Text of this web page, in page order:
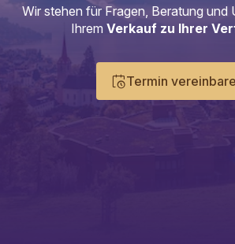
Wir stehen für Fragen, Beratung und
Ihrem Verkauf zu Ihrer
Termin